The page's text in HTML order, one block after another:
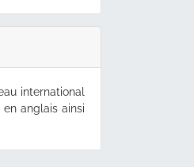
international
anglais ainsi